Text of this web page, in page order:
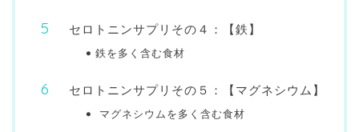
セロトニンサプリその４：【鉄】
鉄を多く含む食材
セロトニンサプリその５：【マグネシウム】
マグネシウムを多く含む食材